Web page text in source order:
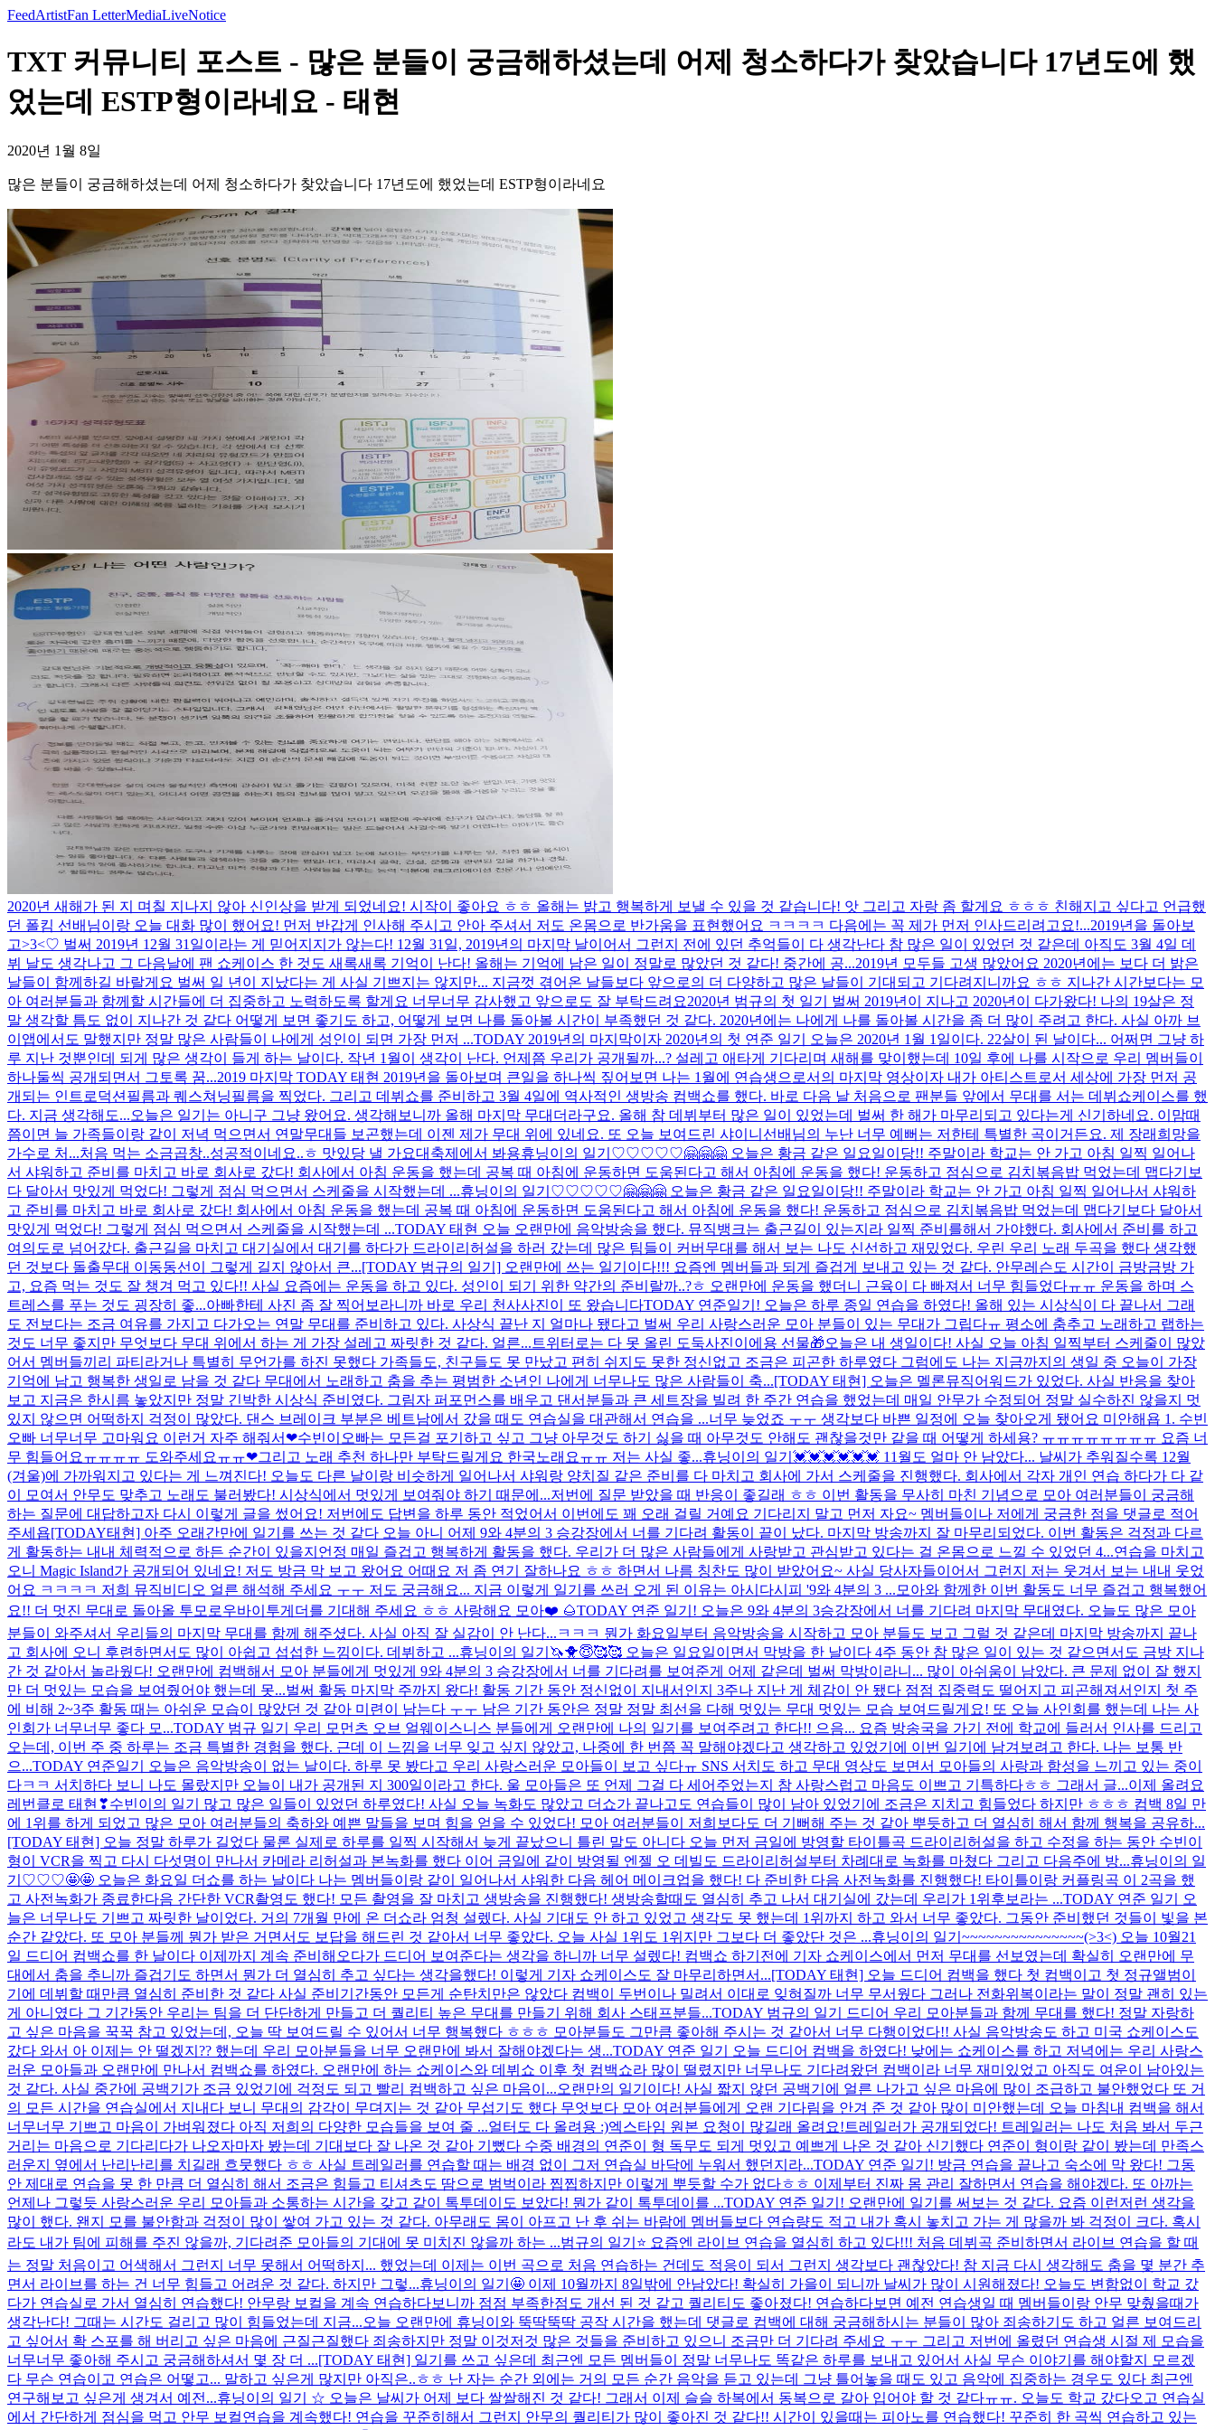
FeedArtistFan LetterMediaLiveNotice
TXT 커뮤니티 포스트 - 많은 분들이 궁금해하셨는데 어제 청소하다가 찾았습니다 17년도에 했
었는데 ESTP형이라네요 - 태현
2020년 1월 8일
많은 분들이 궁금해하셨는데 어제 청소하다가 찾았습니다 17년도에 했었는데 ESTP형이라네요
2020년 새해가 된 지 며칠 지나지 않아 신인상을 받게 되었네요! 시작이 좋아요 ㅎㅎ 올해는 밝고 행복하게 보낼 수 있을 것 같습니다! 앗 그리고 자랑 좀 할게요 ㅎㅎㅎ 친해지고 싶다고 언급했
던 폴킴 선배님이랑 오늘 대화 많이 했어요! 먼저 반갑게 인사해 주시고 안아 주셔서 저도 온몸으로 반가움을 표현했어요 ㅋㅋㅋㅋ 다음에는 꼭 제가 먼저 인사드리려고요!...2019년을 돌아보
고>3<♡ 벌써 2019년 12월 31일이라는 게 믿어지지가 않는다! 12월 31일, 2019년의 마지막 날이어서 그런지 전에 있던 추억들이 다 생각난다 참 많은 일이 있었던 것 같은데 아직도 3월 4일 데
뷔 날도 생각나고 그 다음날에 팬 쇼케이스 한 것도 새록새록 기억이 난다! 올해는 기억에 남은 일이 정말로 많았던 것 같다! 중간에 공...2019년 모두들 고생 많았어요 2020년에는 보다 더 밝은
날들이 함께하길 바랄게요 벌써 일 년이 지났다는 게 사실 기쁘지는 않지만... 지금껏 겪어온 날들보다 앞으로의 더 다양하고 많은 날들이 기대되고 기다려지니까요 ㅎㅎ 지나간 시간보다는 모
아 여러분들과 함께할 시간들에 더 집중하고 노력하도록 할게요 너무너무 감사했고 앞으로도 잘 부탁드려요2020년 범규의 첫 일기 벌써 2019년이 지나고 2020년이 다가왔다! 나의 19살은 정
말 생각할 틈도 없이 지나간 것 같다 어떻게 보면 좋기도 하고, 어떻게 보면 나를 돌아볼 시간이 부족했던 것 같다. 2020년에는 나에게 나를 돌아볼 시간을 좀 더 많이 주려고 한다. 사실 아까 브
이앱에서도 말했지만 정말 많은 사람들이 나에게 성인이 되면 가장 먼저 ...TODAY 2019년의 마지막이자 2020년의 첫 연준 일기 오늘은 2020년 1월 1일이다. 22살이 된 날이다... 어쩌면 그냥 하
루 지난 것뿐인데 되게 많은 생각이 들게 하는 날이다. 작년 1월이 생각이 난다. 언제쯤 우리가 공개될까...? 설레고 애타게 기다리며 새해를 맞이했는데 10일 후에 나를 시작으로 우리 멤버들이
하나둘씩 공개되면서 그토록 꿈...2019 마지막 TODAY 태현 2019년을 돌아보며 큰일을 하나씩 짚어보면 나는 1월에 연습생으로서의 마지막 영상이자 내가 아티스트로서 세상에 가장 먼저 공
개되는 인트로덕션필름과 퀘스쳐닝필름을 찍었다. 그리고 데뷔쇼를 준비하고 3월 4일에 역사적인 생방송 컴백쇼를 했다. 바로 다음 날 처음으로 팬분들 앞에서 무대를 서는 데뷔쇼케이스를 했
다. 지금 생각해도...오늘은 일기는 아니구 그냥 왔어요. 생각해보니까 올해 마지막 무대더라구요. 올해 참 데뷔부터 많은 일이 있었는데 벌써 한 해가 마무리되고 있다는게 신기하네요. 이맘때
쯤이면 늘 가족들이랑 같이 저녁 먹으면서 연말무대들 보곤했는데 이젠 제가 무대 위에 있네요. 또 오늘 보여드린 샤이니선배님의 누난 너무 예뻐는 저한테 특별한 곡이거든요. 제 장래희망을
가수로 처...처음 먹는 소금곱창..성공적이네요..ㅎ 맛있당 낼 가요대축제에서 봐용휴닝이의 일기♡♡♡♡♡🤗🤗🤗 오늘은 황금 같은 일요일이당!! 주말이라 학교는 안 가고 아침 일찍 일어나
서 샤워하고 준비를 마치고 바로 회사로 갔다! 회사에서 아침 운동을 했는데 공복 때 아침에 운동하면 도움된다고 해서 아침에 운동을 했다! 운동하고 점심으로 김치볶음밥 먹었는데 맵다기보
다 달아서 맛있게 먹었다! 그렇게 점심 먹으면서 스케줄을 시작했는데 ...휴닝이의 일기♡♡♡♡♡🤗🤗🤗 오늘은 황금 같은 일요일이당!! 주말이라 학교는 안 가고 아침 일찍 일어나서 샤워하
고 준비를 마치고 바로 회사로 갔다! 회사에서 아침 운동을 했는데 공복 때 아침에 운동하면 도움된다고 해서 아침에 운동을 했다! 운동하고 점심으로 김치볶음밥 먹었는데 맵다기보다 달아서
맛있게 먹었다! 그렇게 점심 먹으면서 스케줄을 시작했는데 ...TODAY 태현 오늘 오랜만에 음악방송을 했다. 뮤직뱅크는 출근길이 있는지라 일찍 준비를해서 가야했다. 회사에서 준비를 하고
여의도로 넘어갔다. 출근길을 마치고 대기실에서 대기를 하다가 드라이리허설을 하러 갔는데 많은 팀들이 커버무대를 해서 보는 나도 신선하고 재밌었다. 우린 우리 노래 두곡을 했다 생각했
던 것보다 돌출무대 이동동선이 그렇게 길지 않아서 큰...[TODAY 범규의 일기] 오랜만에 쓰는 일기이다!!! 요즘엔 멤버들과 되게 즐겁게 보내고 있는 것 같다. 안무레슨도 시간이 금방금방 가
고, 요즘 먹는 것도 잘 챙겨 먹고 있다!! 사실 요즘에는 운동을 하고 있다. 성인이 되기 위한 약간의 준비랄까..?ㅎ 오랜만에 운동을 했더니 근육이 다 빠져서 너무 힘들었다ㅠㅠ 운동을 하며 스
트레스를 푸는 것도 굉장히 좋...아빠한테 사진 좀 잘 찍어보라니까 바로 우리 천사사진이 또 왔습니다TODAY 연준일기! 오늘은 하루 종일 연습을 하였다! 올해 있는 시상식이 다 끝나서 그래
도 전보다는 조금 여유를 가지고 다가오는 연말 무대를 준비하고 있다. 사상식 끝난 지 얼마나 됐다고 벌써 우리 사랑스러운 모아 분들이 있는 무대가 그립다ㅠ 평소에 춤추고 노래하고 랩하는
것도 너무 좋지만 무엇보다 무대 위에서 하는 게 가장 설레고 짜릿한 것 같다. 얼른... 트위터로는 다 못 올린 도둑사진이에용 선물🎁오늘은 내 생일이다! 사실 오늘 아침 일찍부터 스케줄이 많았
어서 멤버들끼리 파티라거나 특별히 무언가를 하진 못했다 가족들도, 친구들도 못 만났고 편히 쉬지도 못한 정신없고 조금은 피곤한 하루였다 그럼에도 나는 지금까지의 생일 중 오늘이 가장
기억에 남고 행복한 생일로 남을 것 같다 무대에서 노래하고 춤을 추는 평범한 소년인 나에게 너무나도 많은 사람들이 축...[TODAY 태현] 오늘은 멜론뮤직어워드가 있었다. 사실 반응을 찾아
보고 지금은 한시름 놓았지만 정말 긴박한 시상식 준비였다. 그림자 퍼포먼스를 배우고 댄서분들과 큰 세트장을 빌려 한 주간 연습을 했었는데 매일 안무가 수정되어 정말 실수하진 않을지 멋
있지 않으면 어떡하지 걱정이 많았다. 댄스 브레이크 부분은 베트남에서 갔을 때도 연습실을 대관해서 연습을 ...너무 늦었죠 ㅜㅜ 생각보다 바쁜 일정에 오늘 찾아오게 됐어요 미안해욥 1. 수빈
오빠 너무너무 고마워요 이런거 자주 해줘서❤수빈이오빠는 모든걸 포기하고 싶고 그냥 아무것도 하기 싫을 때 아무것도 안해도 괜찮을것만 같을 때 어떻게 하세용? ㅠㅠㅠㅠㅠㅠㅠㅠ 요즘 너
무 힘들어요ㅠㅠㅠㅠ 도와주세요ㅠㅠ❤그리고 노래 추천 하나만 부탁드릴게요 한국노래요ㅠㅠ 저는 사실 좋...휴닝이의 일기💓💓💓💓💓💓 11월도 얼마 안 남았다... 날씨가 추워질수록 12월
(겨울)에 가까워지고 있다는 게 느껴진다! 오늘도 다른 날이랑 비슷하게 일어나서 샤워랑 양치질 같은 준비를 다 마치고 회사에 가서 스케줄을 진행했다. 회사에서 각자 개인 연습 하다가 다 같
이 모여서 안무도 맞추고 노래도 불러봤다! 시상식에서 멋있게 보여줘야 하기 때문에...저번에 질문 받았을 때 반응이 좋길래 ㅎㅎ 이번 활동을 무사히 마친 기념으로 모아 여러분들이 궁금해
하는 질문에 대답하고자 다시 이렇게 글을 썼어요! 저번에도 답변을 하루 동안 적었어서 이번에도 꽤 오래 걸릴 거예요 기다리지 말고 먼저 자요~ 멤버들이나 저에게 궁금한 점을 댓글로 적어
주세욥[TODAY태현] 아주 오래간만에 일기를 쓰는 것 같다 오늘 아니 어제 9와 4분의 3 승강장에서 너를 기다려 활동이 끝이 났다. 마지막 방송까지 잘 마무리되었다. 이번 활동은 걱정과 다르
게 활동하는 내내 체력적으로 하든 순간이 있을지언정 매일 즐겁고 행복하게 활동을 했다. 우리가 더 많은 사람들에게 사랑받고 관심받고 있다는 걸 온몸으로 느낄 수 있었던 4...연습을 마치고
오니 Magic Island가 공개되어 있네요! 저도 방금 막 보고 왔어요 어때요 저 좀 연기 잘하나요 ㅎㅎ 하면서 나름 칭찬도 많이 받았어요~ 사실 당사자들이어서 그런지 저는 웃겨서 보는 내내 웃었
어요 ㅋㅋㅋㅋ 저희 뮤직비디오 얼른 해석해 주세요 ㅜㅜ 저도 궁금해요... 지금 이렇게 일기를 쓰러 오게 된 이유는 아시다시피 '9와 4분의 3 ... 모아와 함께한 이번 활동도 너무 즐겁고 행복했어
요!! 더 멋진 무대로 돌아올 투모로우바이투게더를 기대해 주세요 ㅎㅎ 사랑해요 모아❤️ 🌰TODAY 연준 일기! 오늘은 9와 4분의 3승강장에서 너를 기다려 마지막 무대였다. 오늘도 많은 모아
분들이 와주셔서 우리들의 마지막 무대를 함께 해주셨다. 사실 아직 잘 실감이 안 난다...ㅋㅋㅋ 뭔가 화요일부터 음악방송을 시작하고 모아 분들도 보고 그럴 것 같은데 마지막 방송까지 끝나
고 회사에 오니 후련하면서도 많이 아쉽고 섭섭한 느낌이다. 데뷔하고 ...휴닝이의 일기🦄🐥😇🥰🥰 오늘은 일요일이면서 막방을 한 날이다 4주 동안 참 많은 일이 있는 것 같으면서도 금방 지나
간 것 같아서 놀라웠다! 오랜만에 컴백해서 모아 분들에게 멋있게 9와 4분의 3 승강장에서 너를 기다려를 보여준게 어제 같은데 벌써 막방이라니... 많이 아쉬움이 남았다. 큰 문제 없이 잘 했지
만 더 멋있는 모습을 보여줬어야 했는데 못...벌써 활동 마지막 주까지 왔다! 활동 기간 동안 정신없이 지내서인지 3주나 지난 게 체감이 안 됐다 점점 집중력도 떨어지고 피곤해져서인지 첫 주
에 비해 2~3주 활동 때는 아쉬운 모습이 많았던 것 같아 미련이 남는다 ㅜㅜ 남은 기간 동안은 정말 정말 최선을 다해 멋있는 무대 멋있는 모습 보여드릴게요! 또 오늘 사인회를 했는데 나는 사
인회가 너무너무 좋다 모...TODAY 범규 일기 우리 모먼츠 오브 얼웨이스니스 분들에게 오랜만에 나의 일기를 보여주려고 한다!! 으음... 요즘 방송국을 가기 전에 학교에 들러서 인사를 드리고
오는데, 이번 주 중 하루는 조금 특별한 경험을 했다. 근데 이 느낌을 너무 잊고 싶지 않았고, 나중에 한 번쯤 꼭 말해야겠다고 생각하고 있었기에 이번 일기에 남겨보려고 한다. 나는 보통 반
으...TODAY 연준일기 오늘은 음악방송이 없는 날이다. 하루 못 봤다고 우리 사랑스러운 모아들이 보고 싶다ㅠ SNS 서치도 하고 무대 영상도 보면서 모아들의 사랑과 함성을 느끼고 있는 중이
다ㅋㅋ 서치하다 보니 나도 몰랐지만 오늘이 내가 공개된 지 300일이라고 한다. 울 모아들은 또 언제 그걸 다 세어주었는지 참 사랑스럽고 마음도 이쁘고 기특하다ㅎㅎ 그래서 글...이제 올려요
레번클로 태현❣수빈이의 일기 많고 많은 일들이 있었던 하루였다! 사실 오늘 녹화도 많았고 더쇼가 끝나고도 연습들이 많이 남아 있었기에 조금은 지치고 힘들었다 하지만 ㅎㅎㅎ 컴백 8일 만
에 1위를 하게 되었고 많은 모아 여러분들의 축하와 예쁜 말들을 보며 힘을 얻을 수 있었다! 모아 여러분들이 저희보다도 더 기뻐해 주는 것 같아 뿌듯하고 더 열심히 해서 함께 행복을 공유하...
[TODAY 태현] 오늘 정말 하루가 길었다 물론 실제로 하루를 일찍 시작해서 늦게 끝났으니 틀린 말도 아니다 오늘 먼저 금일에 방영할 타이틀곡 드라이리허설을 하고 수정을 하는 동안 수빈이
형이 VCR을 찍고 다시 다섯명이 만나서 카메라 리허설과 본녹화를 했다 이어 금일에 같이 방영될 엔젤 오 데빌도 드라이리허설부터 차례대로 녹화를 마쳤다 그리고 다음주에 방...휴닝이의 일
기♡♡♡🤩🤩 오늘은 화요일 더쇼를 하는 날이다 나는 멤버들이랑 같이 일어나서 샤워한 다음 헤어 메이크업을 했다! 다 준비한 다음 사전녹화를 진행했다! 타이틀이랑 커플링곡 이 2곡을 했
고 사전녹화가 종료한다음 간단한 VCR촬영도 했다! 모든 촬영을 잘 마치고 생방송을 진행했다! 생방송할때도 열심히 추고 나서 대기실에 갔는데 우리가 1위후보라는 ...TODAY 연준 일기 오
늘은 너무나도 기쁘고 짜릿한 날이었다. 거의 7개월 만에 온 더쇼라 엄청 설렜다. 사실 기대도 안 하고 있었고 생각도 못 했는데 1위까지 하고 와서 너무 좋았다. 그동안 준비했던 것들이 빛을 본
순간 같았다. 또 모아 분들께 뭔가 받은 거면서도 보답을 해드린 것 같아서 너무 좋았다. 오늘 사실 1위도 1위지만 그보다 더 좋았단 것은 ...휴닝이의 일기~~~~~~~~~~~~~~~(>3<) 오늘 10월21
일 드디어 컴백쇼를 한 날이다 이제까지 계속 준비해오다가 드디어 보여준다는 생각을 하니까 너무 설렜다! 컴백쇼 하기전에 기자 쇼케이스에서 먼저 무대를 선보였는데 확실히 오랜만에 무
대에서 춤을 추니까 즐겁기도 하면서 뭔가 더 열심히 추고 싶다는 생각을했다! 이렇게 기자 쇼케이스도 잘 마무리하면서...[TODAY 태현] 오늘 드디어 컴백을 했다 첫 컴백이고 첫 정규앨범이
기에 데뷔할 때만큼 열심히 준비한 것 같다 사실 준비기간동안 모든게 순탄치만은 않았다 컴백이 두번이나 밀려서 이대로 잊혀질까 너무 무서웠다 그러나 전화위복이라는 말이 정말 괜히 있는
게 아니였다 그 기간동안 우리는 팀을 더 단단하게 만들고 더 퀄리티 높은 무대를 만들기 위해 회사 스태프분들...TODAY 범규의 일기 드디어 우리 모아분들과 함께 무대를 했다! 정말 자랑하
고 싶은 마음을 꾹꾹 참고 있었는데, 오늘 딱 보여드릴 수 있어서 너무 행복했다 ㅎㅎㅎ 모아분들도 그만큼 좋아해 주시는 것 같아서 너무 다행이었다!! 사실 음악방송도 하고 미국 쇼케이스도
갔다 와서 아 이제는 안 떨겠지?? 했는데 우리 모아분들을 너무 오랜만에 봐서 잘해야겠다는 생...TODAY 연준 일기 오늘 드디어 컴백을 하였다! 낮에는 쇼케이스를 하고 저녁에는 우리 사랑스
러운 모아들과 오랜만에 만나서 컴백쇼를 하였다. 오랜만에 하는 쇼케이스와 데뷔쇼 이후 첫 컴백쇼라 많이 떨렸지만 너무나도 기다려왔던 컴백이라 너무 재미있었고 아직도 여운이 남아있는
것 같다. 사실 중간에 공백기가 조금 있었기에 걱정도 되고 빨리 컴백하고 싶은 마음이...오랜만의 일기이다! 사실 짧지 않던 공백기에 얼른 나가고 싶은 마음에 많이 조급하고 불안했었다 또 거
의 모든 시간을 연습실에서 지내다 보니 무대의 감각이 무뎌지는 것 같아 무섭기도 했다 무엇보다 모아 여러분들에게 오랜 기다림을 안겨 준 것 같아 많이 미안했는데 오늘 마침내 컴백을 해서
너무너무 기쁘고 마음이 가벼워졌다 아직 저희의 다양한 모습들을 보여 줄 ...얼터도 다 올려용 :)엑스타임 원본 요청이 많길래 올려요! 트레일러가 공개되었다! 트레일러는 나도 처음 봐서 두근
거리는 마음으로 기다리다가 나오자마자 봤는데 기대보다 잘 나온 것 같아 기뻤다 수중 배경의 연준이 형 독무도 되게 멋있고 예쁘게 나온 것 같아 신기했다 연준이 형이랑 같이 봤는데 만족스
러운지 옆에서 난리난리를 치길래 흐뭇했다 ㅎㅎ 사실 트레일러를 연습할 때는 배경 없이 그저 연습실 바닥에 누워서 했던지라...TODAY 연준 일기! 방금 연습을 끝나고 숙소에 막 왔다! 그동
안 제대로 연습을 못 한 만큼 더 열심히 해서 조금은 힘들고 티셔츠도 땀으로 범벅이라 찝찝하지만 이렇게 뿌듯할 수가 없다ㅎㅎ 이제부터 진짜 몸 관리 잘하면서 연습을 해야겠다. 또 아까는
언제나 그렇듯 사랑스러운 우리 모아들과 소통하는 시간을 갖고 같이 톡투데이도 보았다! 뭔가 같이 톡투데이를 ...TODAY 연준 일기! 오랜만에 일기를 써보는 것 같다. 요즘 이런저런 생각을
많이 했다. 왠지 모를 불안함과 걱정이 많이 쌓여 가고 있는 것 같다. 아무래도 몸이 아프고 난 후 쉬는 바람에 멤버들보다 연습량도 적고 내가 혹시 놓치고 가는 게 많을까 봐 걱정이 크다. 혹시
라도 내가 팀에 피해를 주진 않을까, 기다려준 모아들의 기대에 못 미치진 않을까 하는 ...범규의 일기⭐️ 요즘엔 라이브 연습을 열심히 하고 있다!!! 처음 데뷔곡 준비하면서 라이브 연습을 할 때
는 정말 처음이고 어색해서 그런지 너무 못해서 어떡하지... 했었는데 이제는 이번 곡으로 처음 연습하는 건데도 적응이 되서 그런지 생각보다 괜찮았다! 참 지금 다시 생각해도 춤을 몇 분간 추
면서 라이브를 하는 건 너무 힘들고 어려운 것 같다. 하지만 그렇...휴닝이의 일기🤩 이제 10월까지 8일밖에 안남았다! 확실히 가을이 되니까 날씨가 많이 시원해졌다! 오늘도 변함없이 학교 갔
다가 연습실로 가서 열심히 연습했다! 안무랑 보컬을 계속 연습하다보니까 점점 부족한점도 개선 된 것 같고 퀄리티도 좋아졌다! 연습하다보면 예전 연습생일 때 멤버들이랑 안무 맞췄을때가
생각난다! 그때는 시간도 걸리고 많이 힘들었는데 지금...오늘 오랜만에 휴닝이와 뚝딱뚝딱 공작 시간을 했는데 댓글로 컴백에 대해 궁금해하시는 분들이 많아 죄송하기도 하고 얼른 보여드리
고 싶어서 확 스포를 해 버리고 싶은 마음에 근질근질했다 죄송하지만 정말 이것저것 많은 것들을 준비하고 있으니 조금만 더 기다려 주세요 ㅜㅜ 그리고 저번에 올렸던 연습생 시절 제 모습을
너무너무 좋아해 주시고 궁금해하셔서 몇 장 더 ...[TODAY 태현] 일기를 쓰고 싶은데 최근엔 모든 멤버들이 정말 너무나도 똑같은 하루를 보내고 있어서 사실 무슨 이야기를 해야할지 모르겠
다 무슨 연습이고 연습은 어떻고... 말하고 싶은게 많지만 아직은..ㅎㅎ 난 자는 순간 외에는 거의 모든 순간 음악을 듣고 있는데 그냥 틀어놓을 때도 있고 음악에 집중하는 경우도 있다 최근엔
연구해보고 싶은게 생겨서 예전...휴닝이의 일기 ☆ 오늘은 날씨가 어제 보다 쌀쌀해진 것 같다! 그래서 이제 슬슬 하복에서 동복으로 갈아 입어야 할 것 같다ㅠㅠ. 오늘도 학교 갔다오고 연습실
에서 간단하게 점심을 먹고 안무 보컬연습을 계속했다! 연습을 꾸준히해서 그런지 안무의 퀄리티가 많이 좋아진 것 같다!! 시간이 있을때는 피아노를 연습했다! 꾸준히 한 곡씩 연습하고 있는